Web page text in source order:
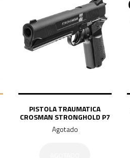
PISTOLA TRAUMATICA
CROSMAN STRONGHOLD P7
Agotado